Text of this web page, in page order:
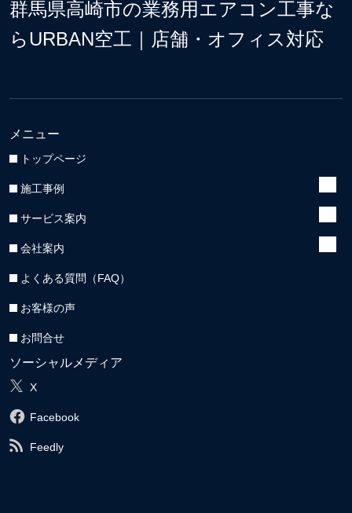
群馬県高崎市の業務用エアコン工事な
らURBAN空工｜店舗・オフィス対応
メニュー
トップページ
施工事例
サービス案内
会社案内
よくある質問（FAQ）
お客様の声
お問合せ
ソーシャルメディア
X
Facebook
Feedly